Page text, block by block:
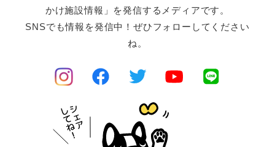
かけ施設情報」を発信するメディアです。
SNSでも情報を発信中！ぜひフォローしてください
ね。